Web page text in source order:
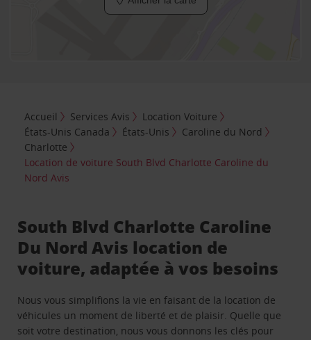
Accueil Services Avis
Location Voiture
États-Unis Canada
États-Unis
Caroline du Nord
Charlotte
Location de voiture South Blvd Charlotte Caroline du
Nord Avis
South Blvd Charlotte Caroline
Du Nord Avis location de
voiture, adaptée à vos besoins
Nous vous simplifions la vie en faisant de la location de
véhicules un moment de liberté et de plaisir. Quelle que
soit votre destination, nous vous donnons les clés pour